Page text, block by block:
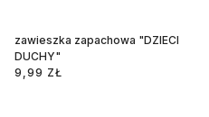
zawieszka zapachowa "DZIECI
DUCHY"
9,99 ZŁ